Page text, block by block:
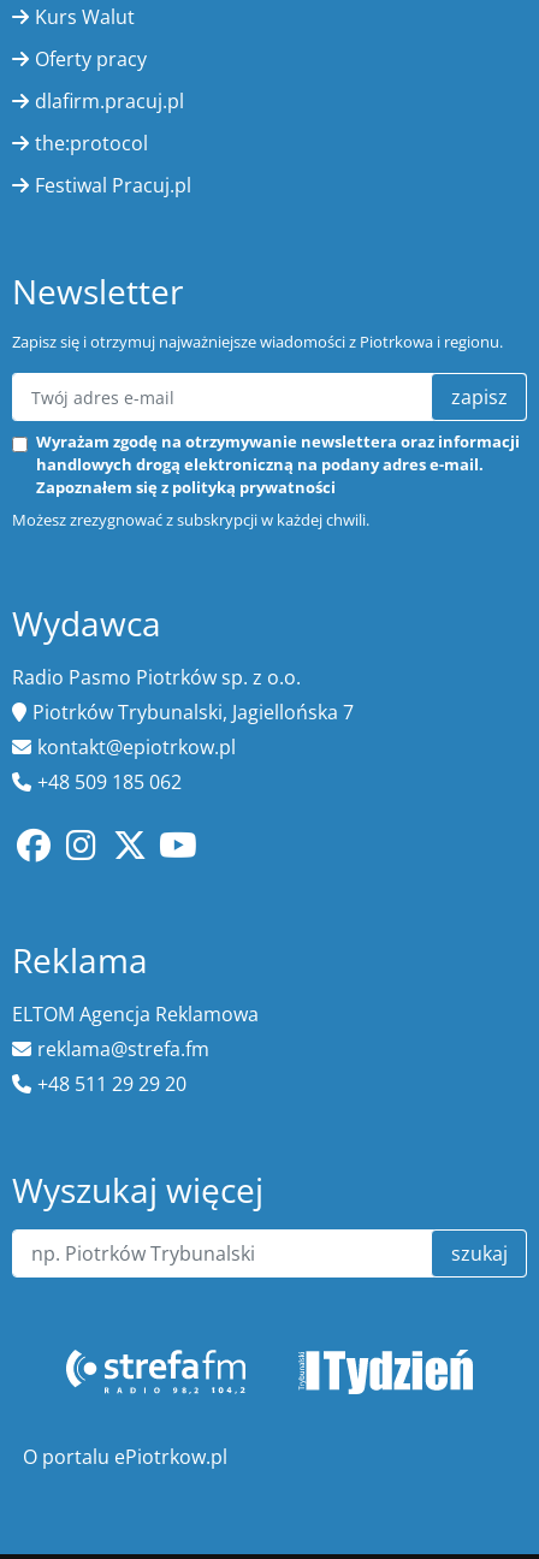
Kurs Walut
Oferty pracy
dlafirm.pracuj.pl
the:protocol
Festiwal Pracuj.pl
Newsletter
Zapisz się i otrzymuj najważniejsze wiadomości z Piotrkowa i regionu.
zapisz
Wyrażam zgodę na otrzymywanie newslettera oraz informacji
handlowych drogą elektroniczną na podany adres e-mail.
Zapoznałem się z polityką prywatności
Możesz zrezygnować z subskrypcji w każdej chwili.
Wydawca
Radio Pasmo Piotrków sp. z o.o.
Piotrków Trybunalski, Jagiellońska 7
kontakt@epiotrkow.pl
+48 509 185 062
Reklama
ELTOM Agencja Reklamowa
reklama@strefa.fm
+48 511 29 29 20
Wyszukaj więcej
szukaj
O portalu ePiotrkow.pl